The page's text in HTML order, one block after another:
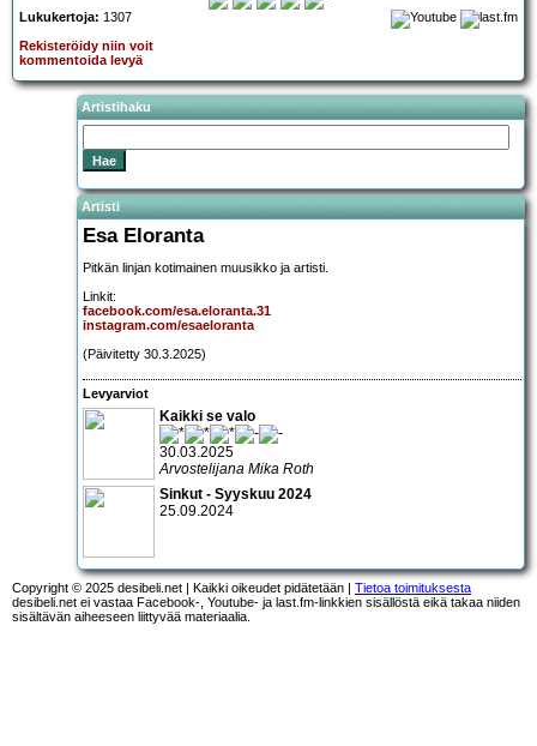
Lukukertoja: 1307
Rekisteröidy niin voit
kommentoida levyä
Artistihaku
Artisti
Esa Eloranta
Pitkän linjan kotimainen muusikko ja artisti.
Linkit:
facebook.com/esa.eloranta.31
instagram.com/esaeloranta
(Päivitetty 30.3.2025)
Levyarviot
Kaikki se valo
30.03.2025
Arvostelijana Mika Roth
Sinkut - Syyskuu 2024
25.09.2024
Copyright © 2025 desibeli.net | Kaikki oikeudet pidätetään | Tietoa toimituksesta
desibeli.net ei vastaa Facebook-, Youtube- ja last.fm-linkkien sisällöstä eikä takaa niiden
sisältävän aiheeseen liittyvää materiaalia.